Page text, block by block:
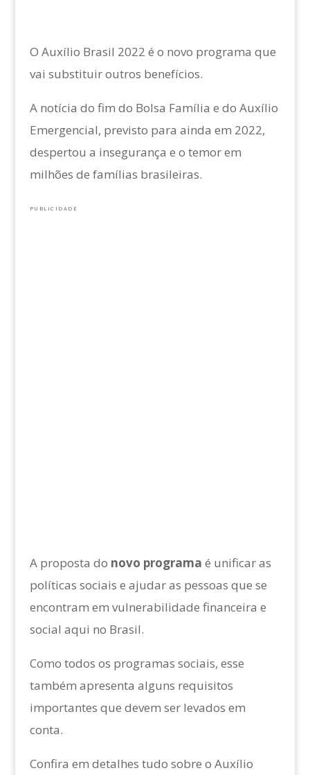
O Auxílio Brasil 2022 é o novo programa que
vai substituir outros benefícios.
A notícia do fim do Bolsa Família e do Auxílio
Emergencial, previsto para ainda em 2022,
despertou a insegurança e o temor em
milhões de famílias brasileiras.
PUBLICIDADE
A proposta do novo programa é unificar as
políticas sociais e ajudar as pessoas que se
encontram em vulnerabilidade financeira e
social aqui no Brasil.
Como todos os programas sociais, esse
também apresenta alguns requisitos
importantes que devem ser levados em
conta.
Confira em detalhes tudo sobre o Auxílio